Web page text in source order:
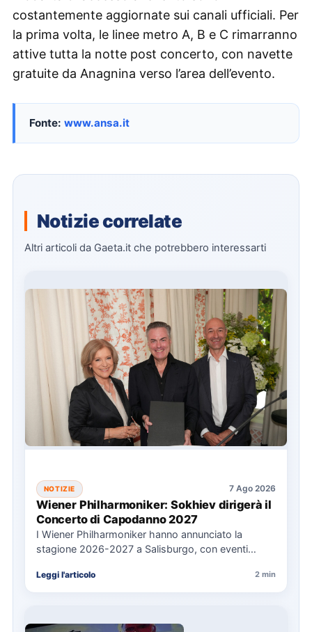
costantemente aggiornate sui canali ufficiali. Per
la prima volta, le linee metro A, B e C rimarranno
attive tutta la notte post concerto, con navette
gratuite da Anagnina verso l’area dell’evento.
Fonte: www.ansa.it
Notizie correlate
Altri articoli da Gaeta.it che potrebbero interessarti
NOTIZIE 7 Ago 2026
Wiener Philharmoniker: Sokhiev dirigerà il
Concerto di Capodanno 2027
I Wiener Philharmoniker hanno annunciato la
stagione 2026-2027 a Salisburgo, con eventi
Leggi l'articolo 2 min